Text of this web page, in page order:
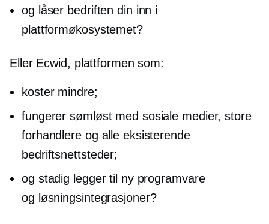
og låser bedriften din inn i
plattformøkosystemet?
Eller Ecwid, plattformen som:
koster mindre;
fungerer sømløst med sosiale medier, store
forhandlere og alle eksisterende
bedriftsnettsteder;
og stadig legger til ny programvare
og løsningsintegrasjoner?